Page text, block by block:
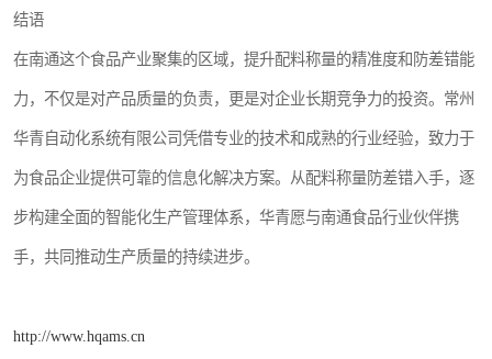
结语
在南通这个食品产业聚集的区域，提升配料称量的精准度和防差错能
力，不仅是对产品质量的负责，更是对企业长期竞争力的投资。常州
华青自动化系统有限公司凭借专业的技术和成熟的行业经验，致力于
为食品企业提供可靠的信息化解决方案。从配料称量防差错入手，逐
步构建全面的智能化生产管理体系，华青愿与南通食品行业伙伴携
手，共同推动生产质量的持续进步。
http://www.hqams.cn